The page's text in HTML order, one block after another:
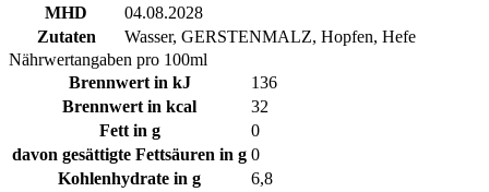
MHD
04.08.2028
Zutaten
Wasser, GERSTENMALZ, Hopfen, Hefe
Nährwertangaben pro 100ml
Brennwert in kJ
136
Brennwert in kcal
32
Fett in g
0
davon gesättigte Fettsäuren in g 0
Kohlenhydrate in g
6,8